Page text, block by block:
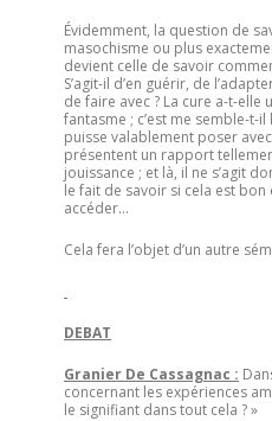
Évidemment, la question de
masochisme ou plus
devient celle de savoir
S’agit-il d’en guérir, de
de faire avec ? La cure a-t-elle
fantasme ; c’est me semble-t-
puisse valablement poser
présentent un rapport
jouissance ; et là, il ne s’agit
le fait de savoir si cela est
accéder…
Cela fera l’objet d’un autre
DEBAT
Granier De Cassagnac :
concernant les expériences
le signifiant dans tout cela ? »